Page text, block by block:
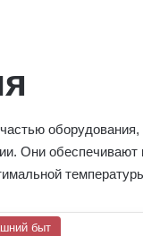
оборудования,
Они обеспечивают
быт